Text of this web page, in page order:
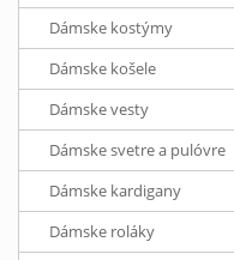
Dámske kostýmy
Dámske košele
Dámske vesty
Dámske svetre a pulóvre
Dámske kardigany
Dámske roláky